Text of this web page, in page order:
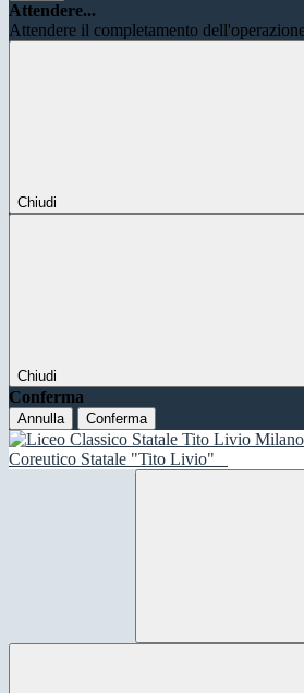
Attendere...
Attendere il completamento
Chiudi
Chiudi
Conferma
Annulla Conferma
Coreutico Statale "Tito Livio"